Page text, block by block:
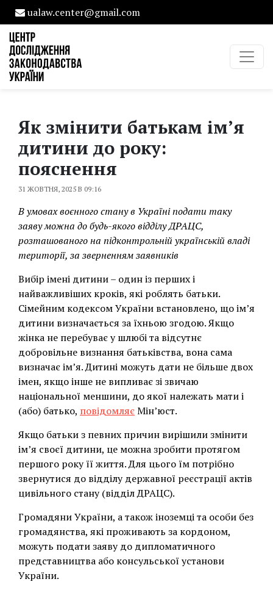
ualaw.center@gmail.com
Як змінити батькам ім’я
дитини до року:
пояснення
31 ЖОВТНЯ, 2025 В 09:16
В умовах воєнного стану в Україні подати таку
заяву можна до будь-якого відділу ДРАЦС,
розташованого на підконтрольній українській владі
території, за зверненням заявників
Вибір імені дитини – один із перших і
найважливіших кроків, які роблять батьки.
Сімейним кодексом України встановлено, що ім’я
дитини визначається за їхньою згодою. Якщо
жінка не перебуває у шлюбі та відсутнє
добровільне визнання батьківства, вона сама
визначає ім’я. Дитині можуть дати не більше двох
імен, якщо інше не випливає зі звичаю
національної меншини, до якої належать мати і
(або) батько, повідомляєМін’юст.
Якщо батьки з певних причин вирішили змінити
ім’я своєї дитини, це можна зробити протягом
першого року її життя. Для цього їм потрібно
звернутися до відділу державної реєстрації актів
цивільного стану (відділ ДРАЦС).
Громадяни України, а також іноземці та особи без
громадянства, які проживають за кордоном,
можуть подати заяву до дипломатичного
представництва або консульської установи
України.